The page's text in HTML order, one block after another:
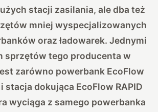
stacji zasilania, ale dba też
mniej wyspecjalizowanych
oraz ładowarek. Jednymi
sprzętów tego producenta w
zarówno powerbank EcoFlow
i stacja dokująca EcoFlow RAPID
wyciąga z samego powerbanka